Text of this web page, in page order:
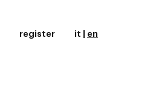
register it en